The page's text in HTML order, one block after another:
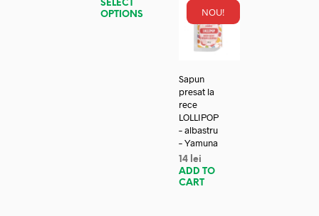
SELECT
OPTIONS
NOU!
Sapun
presat la
rece
LOLLIPOP
– albastru
– Yamuna
14 lei
ADD TO
CART